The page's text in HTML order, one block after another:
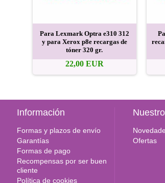
Para Lexmark Optra e310 312
y para Xerox p8e recargas de
tóner 320 gr.
22,00 EUR
Información
Formas y plazos de envío
Garantías
Formas de pago
Recompensas por ser buen
cliente
Política de cookies
Ofertas